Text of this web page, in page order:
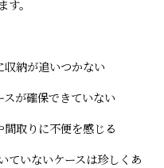
。
納が追いつかない
が確保できていない
取りに不便を感じる
ていないケースは珍しくあ